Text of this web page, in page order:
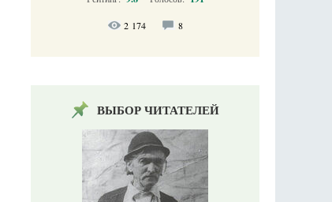
2 174 8
ВЫБОР ЧИТАТЕЛЕЙ